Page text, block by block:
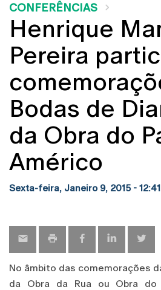
CONFERÊNCIAS
Henrique
Pereira
Bodas de
da Obra do
Américo
Sexta-feira, Janeiro 9, 2015 - 12:41
No âmbito das comemorações
da Obra da Rua ou Obra do